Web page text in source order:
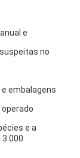
e
no
embalagens
e a